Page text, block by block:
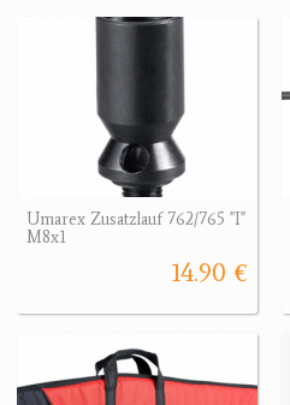
Umarex Zusatzlauf 762/765 "I"
M8x1
14.90 €